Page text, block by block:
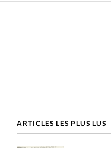
ARTICLES LES PLUS LUS